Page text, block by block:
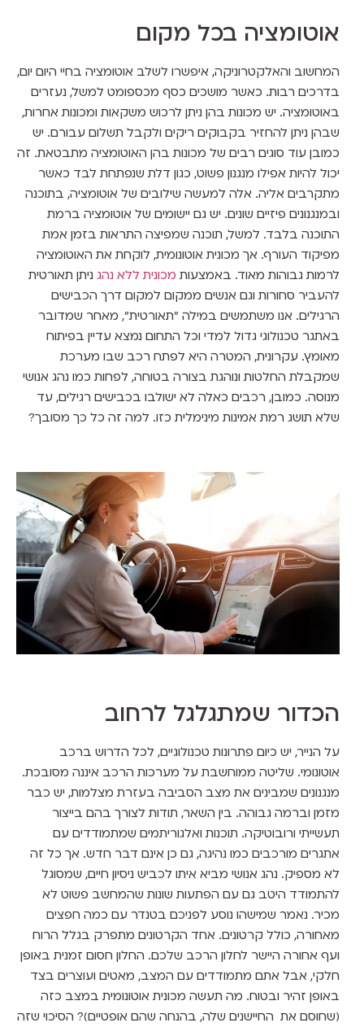
אוטומציה בכל מקום
המחשוב והאלקטרוניקה, איפשרו לשלב אוטומציה בחיי היום יום,
בדרכים רבות. כאשר מושכים כסף מכספומט למשל, נעזרים
באוטומציה. יש מכונות בהן ניתן לרכוש משקאות ומכונות אחרות,
שבהן ניתן להחזיר בקבוקים ריקים ולקבל תשלום עבורם. יש
כמובן עוד סוגים רבים של מכונות בהן האוטומציה מתבטאת. זה
יכול להיות אפילו מנגנון פשוט, כגון דלת שנפתחת לבד כאשר
מתקרבים אליה. אלה למעשה שילובים של אוטומציה, בתוכנה
ובמנגנונים פיזיים שונים. יש גם יישומים של אוטומציה ברמת
התוכנה בלבד. למשל, תוכנה שמפיצה התראות בזמן אמת
מפיקוד העורף. אך מכונית אוטונומית, לוקחת את האוטומציה
לרמות גבוהות מאוד. באמצעותמכונית ללא נהגניתן תאורטית
להעביר סחורות וגם אנשים ממקום למקום דרך הכבישים
הרגילים. אנו משתמשים במילה "תאורטית", מאחר שמדובר
באתגר טכנולוגי גדול למדי וכל התחום נמצא עדיין בפיתוח
מאומץ. עקרונית, המטרה היא לפתח רכב שבו מערכת
שמקבלת החלטות ונוהגת בצורה בטוחה, לפחות כמו נהג אנושי
מנוסה. כמובן, רכבים כאלה לא ישולבו בכבישים רגילים, עד
שלא תושג רמת אמינות מינימלית כזו. למה זה כל כך מסובך?
הכדור שמתגלגל לרחוב
על הנייר, יש כיום פתרונות טכנולוגיים, לכל הדרוש ברכב
אוטונומי. שליטה ממוחשבת על מערכות הרכב איננה מסובכת.
מנגנונים שמבינים את מצב הסביבה בעזרת מצלמות, יש כבר
מזמן וברמה גבוהה. בין השאר, תודות לצורך בהם בייצור
תעשייתי ורובוטיקה. תוכנות ואלגוריתמים שמתמודדים עם
אתגרים מורכבים כמו נהיגה, גם כן אינם דבר חדש. אך כל זה
לא מספיק. נהג אנושי מביא איתו לכביש ניסיון חיים, שמסוגל
להתמודד היטב גם עם הפתעות שונות שהמחשב פשוט לא
מכיר. נאמר שמישהו נוסע לפניכם בטנדר עם כמה חפצים
מאחורה, כולל קרטונים. אחד הקרטונים מתפרק בגלל הרוח
ועף אחורה היישר לחלון הרכב שלכם. החלון חסום זמנית באופן
חלקי, אבל אתם מתמודדים עם המצב, מאטים ועוצרים בצד
באופן זהיר ובטוח. מה תעשה מכונית אוטונומית במצב כזה
(שחוסם את החיישנים שלה, בהנחה שהם אופטיים)? הסיכוי שזה